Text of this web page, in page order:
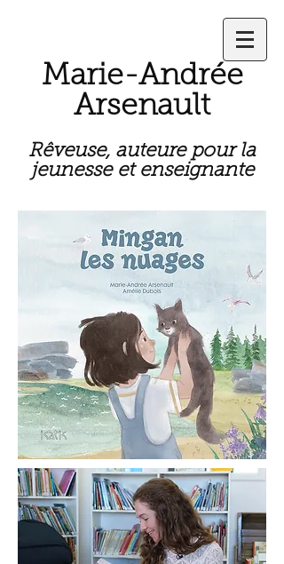
Marie-Andrée
Arsenault
Rêveuse, auteure pour la
jeunesse et enseignante